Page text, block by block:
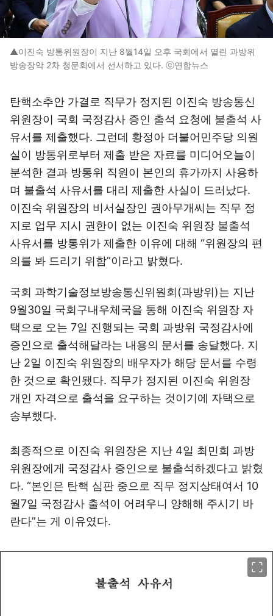
▲이진숙 방통위원장이 지난 8월14일 오후 국회에서 열린 과방위
방송장악 2차 청문회에서 선서하고 있다. ⓒ연합뉴스
탄핵소추안 가결로 직무가 정지된 이진숙 방송통신
위원장이 국회 국정감사 증인 출석 요청에 불출석 사
유서를 제출했다. 그런데 황정아 더불어민주당 의원
실이 방통위로부터 제출 받은 자료를 미디어오늘이
분석한 결과 방통위 직원이 본인의 휴가까지 사용하
며 불출석 사유서를 대리 제출한 사실이 드러났다.
이진숙 위원장의 비서실장인 권아무개씨는 직무 정
지로 업무 지시 권한이 없는 이진숙 위원장 불출석
사유서를 방통위가 제출한 이유에 대해 “위원장의 편
의를 봐 드리기 위함”이라고 밝혔다.
국회 과학기술정보방송통신위원회(과방위)는 지난
9월30일 국회구내우체국을 통해 이진숙 위원장 자
택으로 오는 7일 진행되는 국회 과방위 국정감사에
증인으로 출석해달라는 내용의 문서를 송달했다. 지
난 2일 이진숙 위원장의 배우자가 해당 문서를 수령
한 것으로 확인됐다. 직무가 정지된 이진숙 위원장
개인 자격으로 출석을 요구하는 것이기에 자택으로
송부했다.
최종적으로 이진숙 위원장은 지난 4일 최민희 과방
위원장에게 국정감사 증인으로 불출석하겠다고 밝혔
다. “본인은 탄핵 심판 중으로 직무 정지상태여서 10
월7일 국정감사 출석이 어려우니 양해해 주시기 바
란다”는 게 이유였다.